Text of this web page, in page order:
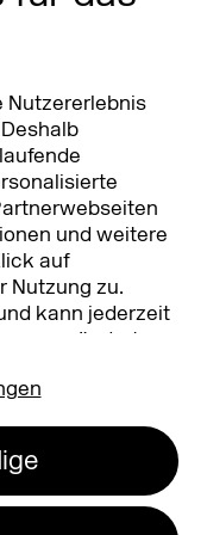
Nutzererlebnis
und weitere
auf
Nutzung zu.
kann jederzeit
geändert
Asia
221 821 2020